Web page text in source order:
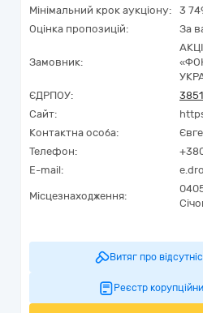
Мінімальний крок аукціону:
3
Оцінка пропозицій:
За
Замовник:
ЄДРПОУ:
Сайт:
Контактна особа:
Телефон:
E-mail:
Місцезнаходження:
Витяг про
Реєстр